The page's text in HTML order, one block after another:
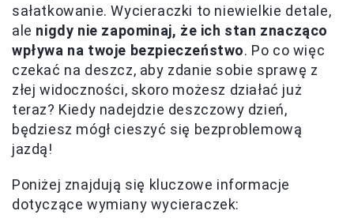
sałatkowanie. Wycieraczki to niewielkie detale,
ale nigdy nie zapominaj, że ich stan znacząco
wpływa na twoje bezpieczeństwo. Po co więc
czekać na deszcz, aby zdanie sobie sprawę z
złej widoczności, skoro możesz działać już
teraz? Kiedy nadejdzie deszczowy dzień,
będziesz mógł cieszyć się bezproblemową
jazdą!
Poniżej znajdują się kluczowe informacje
dotyczące wymiany wycieraczek: